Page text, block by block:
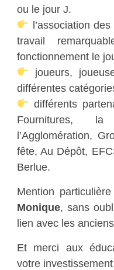
ou le jour J.
l’association
travail
fonctionnement le
joueurs,
différentes
différents
Fournitures,
l’Agglomération,
fête, Au Dépôt,
Berlue.
Mention
Monique, sans
lien avec les
Et merci aux
votre